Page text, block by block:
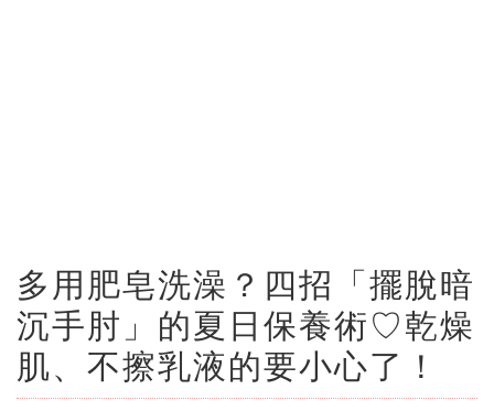
多用肥皂洗澡？四招「擺脫暗
沉手肘」的夏日保養術♡乾燥
肌、不擦乳液的要小心了！